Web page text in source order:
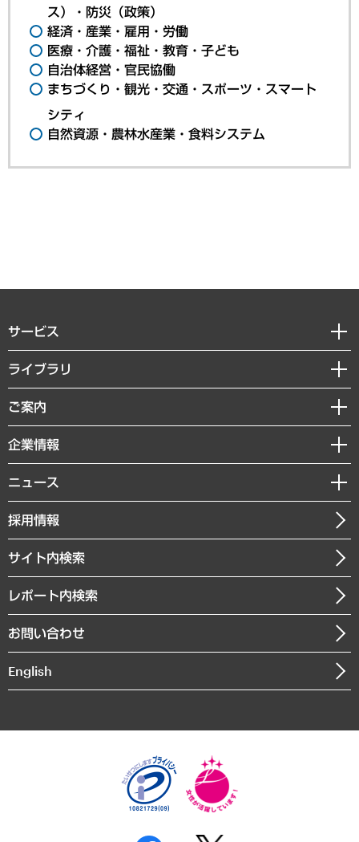
ス）・防災（政策）
経済・産業・雇用・労働
医療・介護・福祉・教育・子ども
自治体経営・官民協働
まちづくり・観光・交通・スポーツ・スマート
シティ
自然資源・農林水産業・食料システム
サービス
経営戦略
組織・人事戦略
デジタルイノベーション
共生・ダイバーシティ
GRC（ガバナンス・リスク・コンプライアンス）・防災（政策）
経済・産業・雇用・労働
まちづくり・観光・交通・スポーツ・スマートシティ
自然資源・農林水産業・食料システム
ライブラリ
経済調査
レポート
コラム
経営用語集
受託・受注実績（官公庁関連）
メディア掲載・出演
ご案内
セミナー・イベント情報
MUFGビジネスセミナー
受託案件情報
企業情報
私たちの想い
社長メッセージ
会社概要
沿革
組織図・本部部室紹介
インドネシア現地法人
個人情報保護方針
ニュース
ニュースリリース
お知らせ
採用情報
サイト内検索
レポート内検索
お問い合わせ
English